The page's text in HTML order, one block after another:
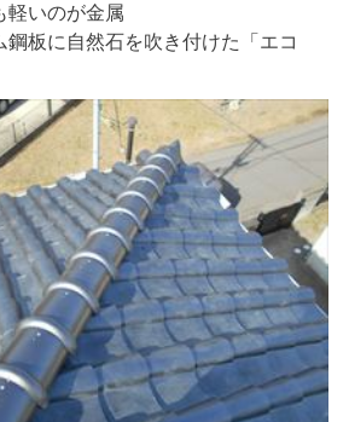
軽いのが金属
鋼板に自然石を吹き付けた「エコ